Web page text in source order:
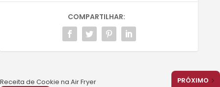
COMPARTILHAR:
Receita de Cookie na Air Fryer
PRÓXIMO